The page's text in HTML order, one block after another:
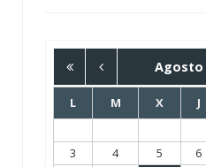
Agosto
L M X J
3
4 5 6